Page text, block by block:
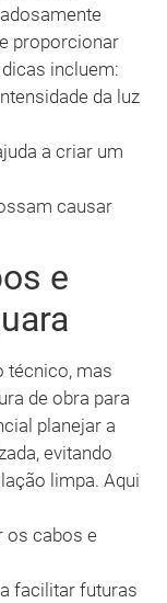
proporcionar
incluem:
da luz
a criar um
causar
e
técnico, mas
de obra para
planejar a
evitando
limpa. Aqui
os cabos e
facilitar futuras